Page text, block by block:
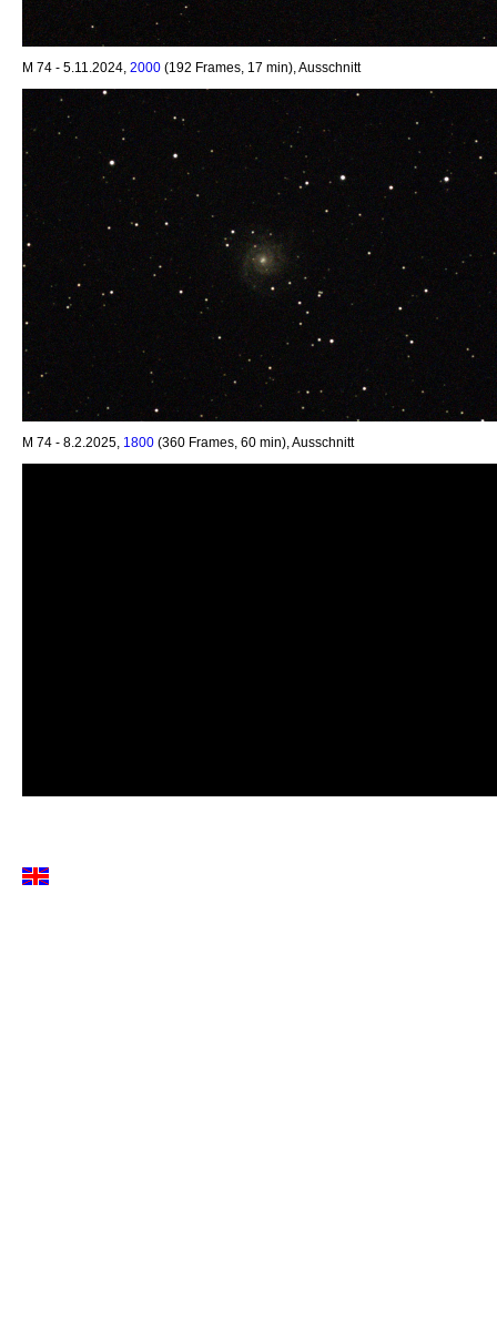
M 74 - 5.11.2024, 2000 (192 Frames, 17 min), Ausschnitt
M 74 - 8.2.2025, 1800 (360 Frames, 60 min), Ausschnitt